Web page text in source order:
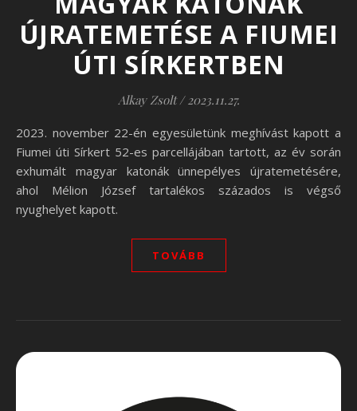
ÚJRATEMETÉSE A FIUMEI
ÚTI SÍRKERTBEN
Alkay Zsolt / 2023.11.27.
2023. november 22-én egyesületünk meghívást kapott a
Fiumei úti Sírkert 52-es parcellájában tartott, az év során
exhumált magyar katonák ünnepélyes újratemetésére,
ahol Mélion József tartalékos százados is végső
nyughelyet kapott.
TOVÁBB